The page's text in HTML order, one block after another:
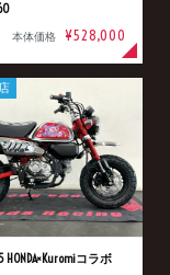
本体価格 ¥528,000
コラボ